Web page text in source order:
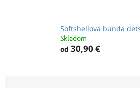
Softshellová bunda
Skladom
od 30,90 €